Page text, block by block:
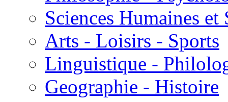
Sciences Humaines et
Arts - Loisirs - Sports
Linguistique -
Geographie - Histoire